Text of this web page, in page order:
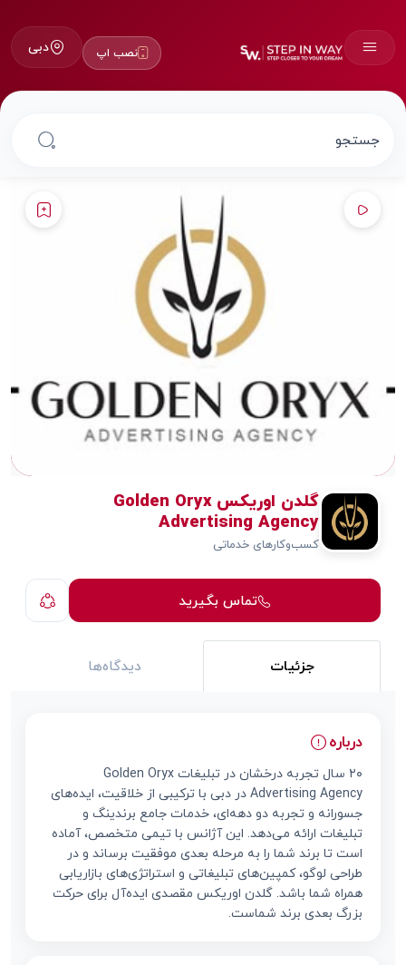
نصب اپ دبی
گلدن اوریکس Golden Oryx
Advertising Agency
کسب‌وکارهای خدماتی
تماس بگیرید
جزئیات دیدگاه‌ها
درباره
۲۰ سال تجربه درخشان در تبلیغات Golden Oryx
Advertising Agency در دبی با ترکیبی از خلاقیت، ایده‌های
جسورانه و تجربه دو دهه‌ای، خدمات جامع برندینگ و
تبلیغات ارائه می‌دهد. این آژانس با تیمی متخصص، آماده
است تا برند شما را به مرحله بعدی موفقیت برساند و در
طراحی لوگو، کمپین‌های تبلیغاتی و استراتژی‌های بازاریابی
همراه شما باشد. گلدن اوریکس مقصدی ایده‌آل برای حرکت
بزرگ بعدی برند شماست.